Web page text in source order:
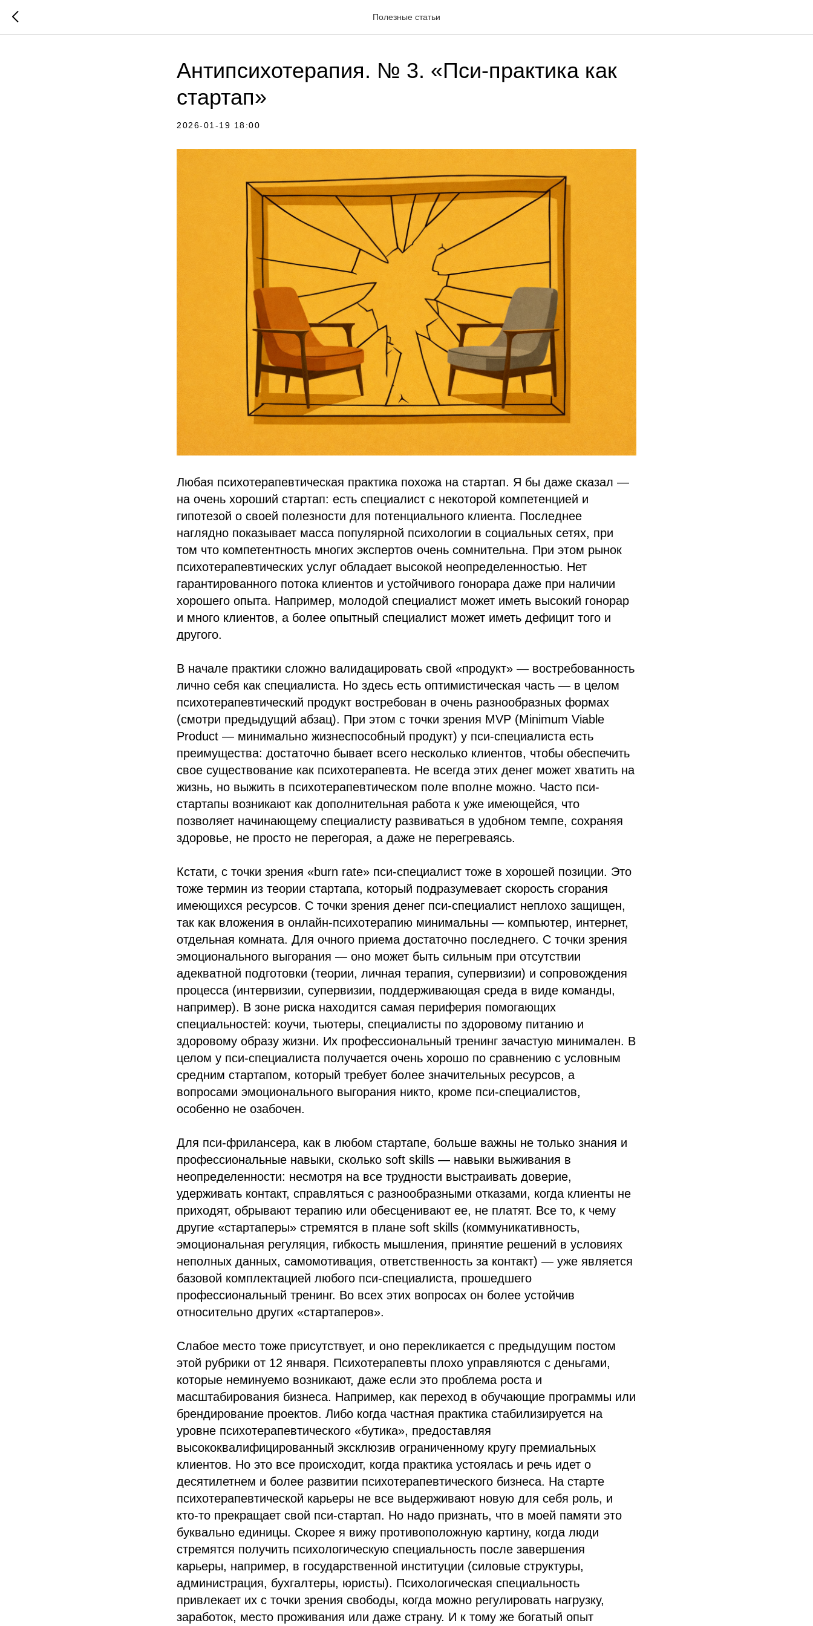
Полезные статьи
Антипсихотерапия. № 3. «Пси-практика как
стартап»
2026-01-19 18:00
Любая психотерапевтическая практика похожа на стартап. Я бы даже сказал —
на очень хороший стартап: есть специалист с некоторой компетенцией и
гипотезой о своей полезности для потенциального клиента. Последнее
наглядно показывает масса популярной психологии в социальных сетях, при
том что компетентность многих экспертов очень сомнительна. При этом рынок
психотерапевтических услуг обладает высокой неопределенностью. Нет
гарантированного потока клиентов и устойчивого гонорара даже при наличии
хорошего опыта. Например, молодой специалист может иметь высокий гонорар
и много клиентов, а более опытный специалист может иметь дефицит того и
другого.
В начале практики сложно валидацировать свой «продукт» — востребованность
лично себя как специалиста. Но здесь есть оптимистическая часть — в целом
психотерапевтический продукт востребован в очень разнообразных формах
(смотри предыдущий абзац). При этом с точки зрения MVP (Minimum Viable
Product — минимально жизнеспособный продукт) у пси-специалиста есть
преимущества: достаточно бывает всего несколько клиентов, чтобы обеспечить
свое существование как психотерапевта. Не всегда этих денег может хватить на
жизнь, но выжить в психотерапевтическом поле вполне можно. Часто пси-
стартапы возникают как дополнительная работа к уже имеющейся, что
позволяет начинающему специалисту развиваться в удобном темпе, сохраняя
здоровье, не просто не перегорая, а даже не перегреваясь.
Кстати, с точки зрения «burn rate» пси-специалист тоже в хорошей позиции. Это
тоже термин из теории стартапа, который подразумевает скорость сгорания
имеющихся ресурсов. С точки зрения денег пси-специалист неплохо защищен,
так как вложения в онлайн-психотерапию минимальны — компьютер, интернет,
отдельная комната. Для очного приема достаточно последнего. С точки зрения
эмоционального выгорания — оно может быть сильным при отсутствии
адекватной подготовки (теории, личная терапия, супервизии) и сопровождения
процесса (интервизии, супервизии, поддерживающая среда в виде команды,
например). В зоне риска находится самая периферия помогающих
специальностей: коучи, тьютеры, специалисты по здоровому питанию и
здоровому образу жизни. Их профессиональный тренинг зачастую минимален. В
целом у пси-специалиста получается очень хорошо по сравнению с условным
средним стартапом, который требует более значительных ресурсов, а
вопросами эмоционального выгорания никто, кроме пси-специалистов,
особенно не озабочен.
Для пси-фрилансера, как в любом стартапе, больше важны не только знания и
профессиональные навыки, сколько soft skills — навыки выживания в
неопределенности: несмотря на все трудности выстраивать доверие,
удерживать контакт, справляться с разнообразными отказами, когда клиенты не
приходят, обрывают терапию или обесценивают ее, не платят. Все то, к чему
другие «стартаперы» стремятся в плане soft skills (коммуникативность,
эмоциональная регуляция, гибкость мышления, принятие решений в условиях
неполных данных, самомотивация, ответственность за контакт) — уже является
базовой комплектацией любого пси-специалиста, прошедшего
профессиональный тренинг. Во всех этих вопросах он более устойчив
относительно других «стартаперов».
Слабое место тоже присутствует, и оно перекликается с предыдущим постом
этой рубрики от 12 января. Психотерапевты плохо управляются с деньгами,
которые неминуемо возникают, даже если это проблема роста и
масштабирования бизнеса. Например, как переход в обучающие программы или
брендирование проектов. Либо когда частная практика стабилизируется на
уровне психотерапевтического «бутика», предоставляя
высококвалифицированный эксклюзив ограниченному кругу премиальных
клиентов. Но это все происходит, когда практика устоялась и речь идет о
десятилетнем и более развитии психотерапевтического бизнеса. На старте
психотерапевтической карьеры не все выдерживают новую для себя роль, и
кто-то прекращает свой пси-стартап. Но надо признать, что в моей памяти это
буквально единицы. Скорее я вижу противоположную картину, когда люди
стремятся получить психологическую специальность после завершения
карьеры, например, в государственной институции (силовые структуры,
администрация, бухгалтеры, юристы). Психологическая специальность
привлекает их с точки зрения свободы, когда можно регулировать нагрузку,
заработок, место проживания или даже страну. И к тому же богатый опыт